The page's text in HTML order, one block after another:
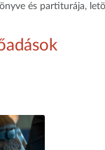
és partiturája,